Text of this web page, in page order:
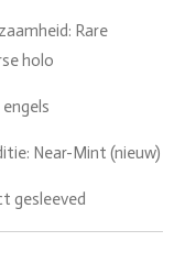
Rare
holo
engels
Near-Mint (nieuw)
gesleeved